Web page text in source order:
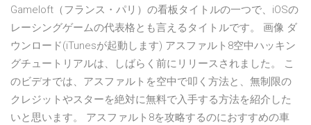
Gameloft（フランス・パリ）の看板タイトルの一つで、iOSの
レーシングゲームの代表格とも言えるタイトルです。 画像 ダ
ウンロード(iTunesが起動します) アスファルト8空中ハッキン
グチュートリアルは、しばらく前にリリースされました。 こ
のビデオでは、アスファルトを空中で叩く方法と、無制限の
クレジットやスターを絶対に無料で入手する方法を紹介した
いと思います。 アスファルト8を攻略するのにおすすめの車